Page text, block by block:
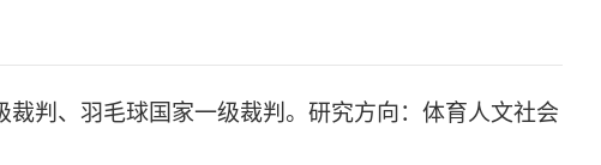
判、羽毛球国家一级裁判。研究方向：体育人文社会